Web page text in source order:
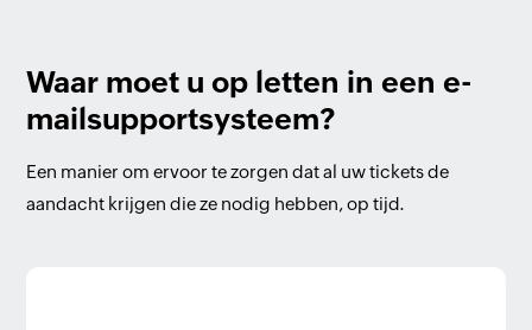
Waar moet u op letten in een e-
mailsupportsysteem?
Een manier om ervoor te zorgen dat al uw tickets de
aandacht krijgen die ze nodig hebben, op tijd.